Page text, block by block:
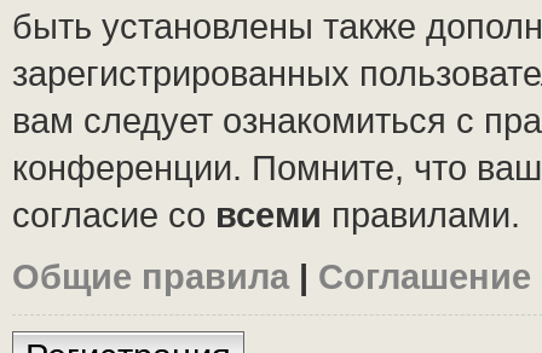
быть установлены также
зарегистрированных
вам следует ознакомиться с
конференции. Помните, что
согласие со всеми правилами.
Общие правила |